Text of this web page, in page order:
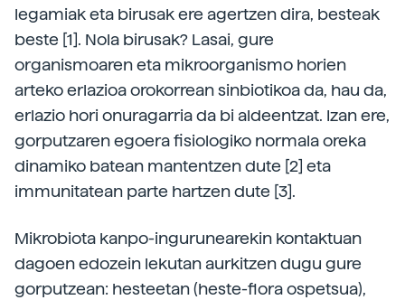
legamiak eta birusak ere agertzen dira, besteak
beste [1]. Nola birusak? Lasai, gure
organismoaren eta mikroorganismo horien
arteko erlazioa orokorrean sinbiotikoa da, hau da,
erlazio hori onuragarria da bi aldeentzat. Izan ere,
gorputzaren egoera fisiologiko normala oreka
dinamiko batean mantentzen dute [2] eta
immunitatean parte hartzen dute [3].
Mikrobiota kanpo-ingurunearekin kontaktuan
dagoen edozein lekutan aurkitzen dugu gure
gorputzean: hesteetan (heste-flora ospetsua),